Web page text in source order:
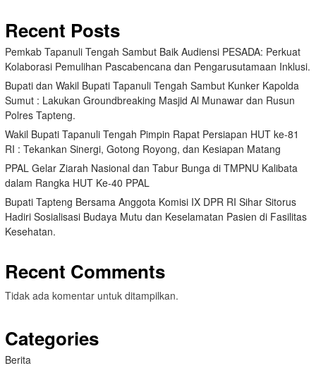
Recent Posts
Pemkab Tapanuli Tengah Sambut Baik Audiensi PESADA: Perkuat
Kolaborasi Pemulihan Pascabencana dan Pengarusutamaan Inklusi.
Bupati dan Wakil Bupati Tapanuli Tengah Sambut Kunker Kapolda
Sumut : Lakukan Groundbreaking Masjid Al Munawar dan Rusun
Polres Tapteng.
Wakil Bupati Tapanuli Tengah Pimpin Rapat Persiapan HUT ke-81
RI : Tekankan Sinergi, Gotong Royong, dan Kesiapan Matang
PPAL Gelar Ziarah Nasional dan Tabur Bunga di TMPNU Kalibata
dalam Rangka HUT Ke-40 PPAL
Bupati Tapteng Bersama Anggota Komisi IX DPR RI Sihar Sitorus
Hadiri Sosialisasi Budaya Mutu dan Keselamatan Pasien di Fasilitas
Kesehatan.
Recent Comments
Tidak ada komentar untuk ditampilkan.
Categories
Berita